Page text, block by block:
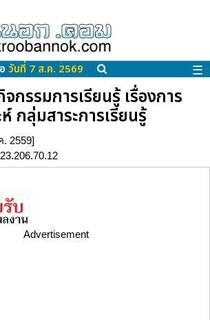
วันที่ 7 ส.ค. 2569 ☰
รรมการเรียนรู้ เรื่องการ
ห์ กลุ่มสาระการเรียนรู้
. 2559]
Advertisement